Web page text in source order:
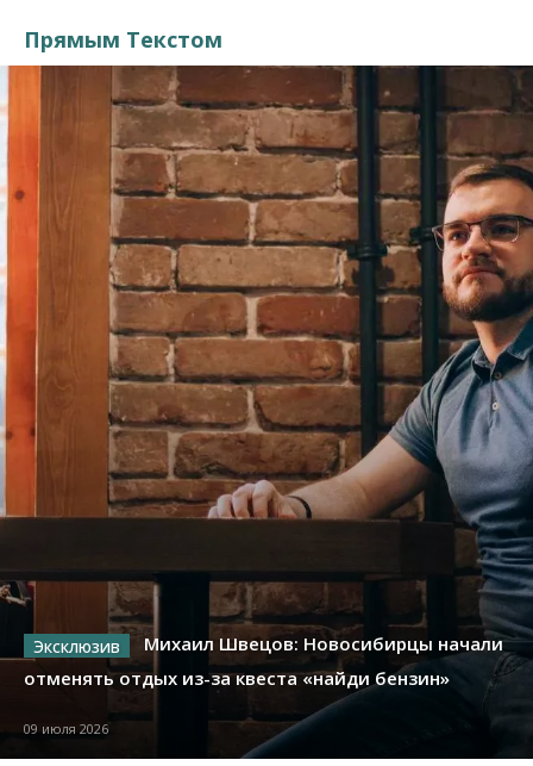
Прямым Текстом
Михаил Швецов: Новосибирцы начали
отменять отдых из-за квеста «найди бензин»
09 июля 2026